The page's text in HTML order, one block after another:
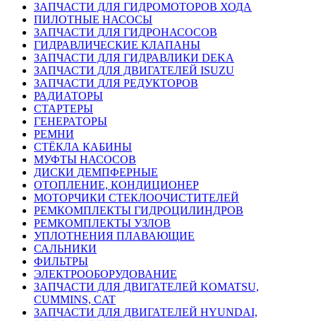
ЗАПЧАСТИ ДЛЯ ГИДРОМОТОРОВ ХОДА
ПИЛОТНЫЕ НАСОСЫ
ЗАПЧАСТИ ДЛЯ ГИДРОНАСОСОВ
ГИДРАВЛИЧЕСКИЕ КЛАПАНЫ
ЗАПЧАСТИ ДЛЯ ГИДРАВЛИКИ DEKA
ЗАПЧАСТИ ДЛЯ ДВИГАТЕЛЕЙ ISUZU
ЗАПЧАСТИ ДЛЯ РЕДУКТОРОВ
РАДИАТОРЫ
СТАРТЕРЫ
ГЕНЕРАТОРЫ
РЕМНИ
СТЁКЛА КАБИНЫ
МУФТЫ НАСОСОВ
ДИСКИ ДЕМПФЕРНЫЕ
ОТОПЛЕНИЕ, КОНДИЦИОНЕР
МОТОРЧИКИ СТЕКЛООЧИСТИТЕЛЕЙ
РЕМКОМПЛЕКТЫ ГИДРОЦИЛИНДРОВ
РЕМКОМПЛЕКТЫ УЗЛОВ
УПЛОТНЕНИЯ ПЛАВАЮЩИЕ
САЛЬНИКИ
ФИЛЬТРЫ
ЭЛЕКТРООБОРУДОВАНИЕ
ЗАПЧАСТИ ДЛЯ ДВИГАТЕЛЕЙ KOMATSU,
CUMMINS, CAT
ЗАПЧАСТИ ДЛЯ ДВИГАТЕЛЕЙ HYUNDAI,